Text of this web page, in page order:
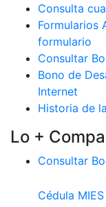
Consulta
Formularios
formulario
Consultar
Bono de
Internet
Historia de
Lo +
Consultar
Cédula